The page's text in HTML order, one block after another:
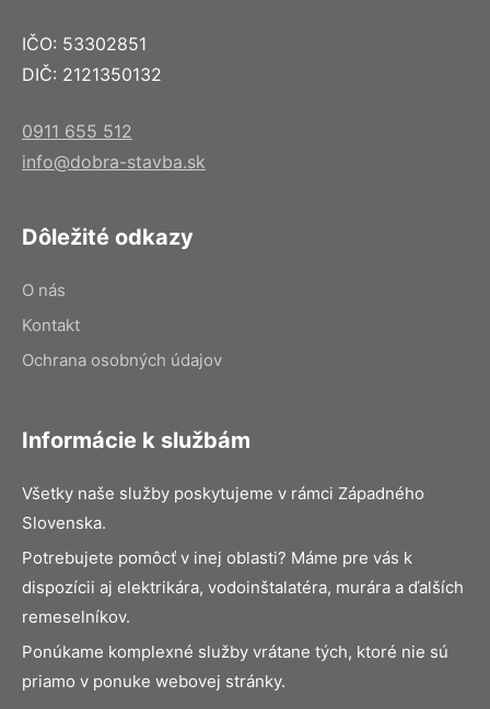
IČO: 53302851
DIČ: 2121350132
0911 655 512
info@dobra-stavba.sk
Dôležité odkazy
O nás
Kontakt
Ochrana osobných údajov
Informácie k službám
Všetky naše služby poskytujeme v rámci Západného
Slovenska.
Potrebujete pomôcť v inej oblasti? Máme pre vás k
dispozícii aj elektrikára, vodoinštalatéra, murára a ďalších
remeselníkov.
Ponúkame komplexné služby vrátane tých, ktoré nie sú
priamo v ponuke webovej stránky.